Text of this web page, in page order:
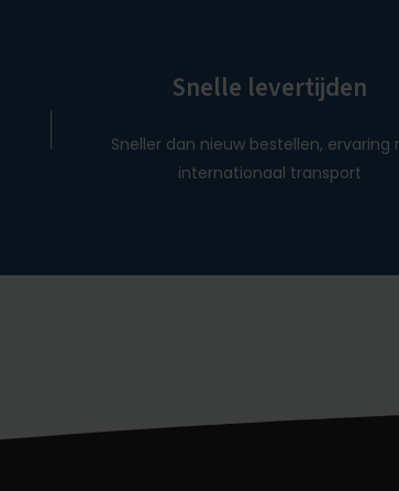
Snelle levertijden
Sneller dan nieuw bestellen, ervaring
internationaal transport